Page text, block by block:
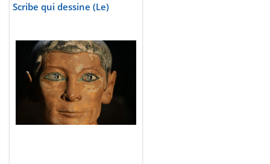
Scribe qui dessine (Le)